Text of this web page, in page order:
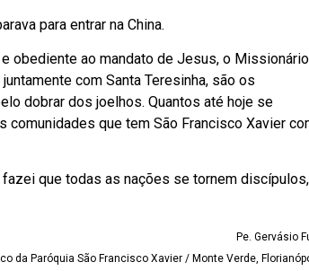
para entrar na China.
obediente ao mandato de Jesus, o Missionário
com Santa Teresinha, são os
dobrar dos joelhos. Quantos até hoje se
que tem São Francisco Xavier
fazei que todas as nações se tornem discípulos,
Pe. Gervásio
da Paróquia São Francisco Xavier / Monte Verde,